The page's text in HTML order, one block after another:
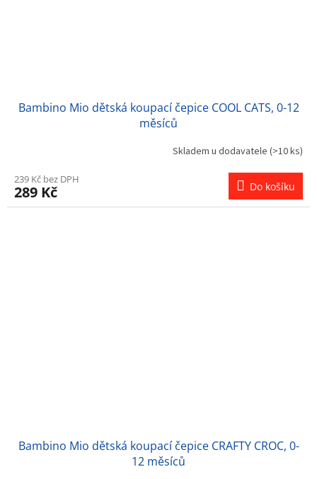
Bambino Mio dětská koupací čepice COOL CATS, 0-12
měsíců
Skladem u dodavatele (>10 ks)
239 Kč bez DPH
289 Kč Do košíku
Bambino Mio dětská koupací čepice CRAFTY CROC, 0-
12 měsíců